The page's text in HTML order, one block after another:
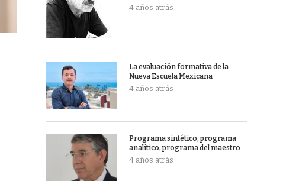
4 años atrás
La evaluación formativa de la
Nueva Escuela Mexicana
4 años atrás
Programa sintético, programa
analítico, programa del maestro
4 años atrás